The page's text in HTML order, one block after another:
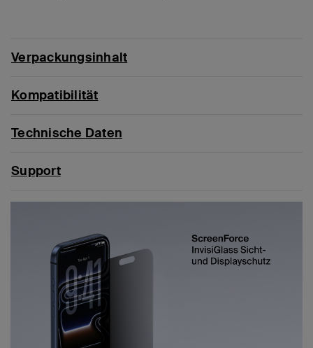
Verpackungsinhalt
Kompatibilität
Technische Daten
Support